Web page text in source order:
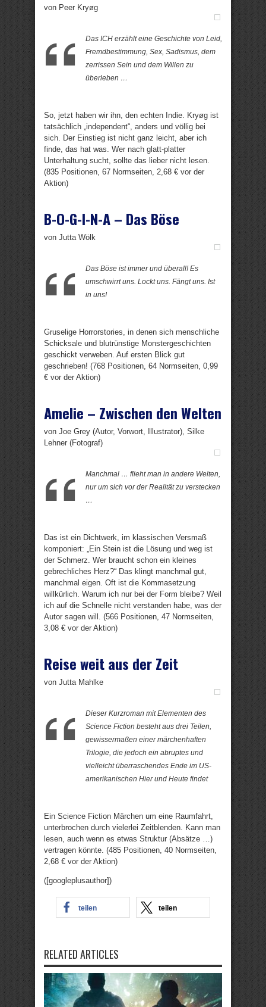
von Peer Kryøg
Das ICH erzählt eine Geschichte von Leid,
Fremdbestimmung, Sex, Sadismus, dem
zerrissen Sein und dem Willen zu
überleben …
So, jetzt haben wir ihn, den echten Indie. Kryøg ist
tatsächlich „independent“, anders und völlig bei
sich. Der Einstieg ist nicht ganz leicht, aber ich
finde, das hat was. Wer nach glatt-platter
Unterhaltung sucht, sollte das lieber nicht lesen.
(835 Positionen, 67 Normseiten, 2,68 € vor der
Aktion)
B-O-G-I-N-A – Das Böse
von Jutta Wölk
Das Böse ist immer und überall! Es
umschwirrt uns. Lockt uns. Fängt uns. Ist
in uns!
Gruselige Horrorstories, in denen sich menschliche
Schicksale und blutrünstige Monstergeschichten
geschickt verweben. Auf ersten Blick gut
geschrieben! (768 Positionen, 64 Normseiten, 0,99
€ vor der Aktion)
Amelie – Zwischen den Welten
von Joe Grey (Autor, Vorwort, Illustrator), Silke
Lehner (Fotograf)
Manchmal … flieht man in andere Welten,
nur um sich vor der Realität zu verstecken
…
Das ist ein Dichtwerk, im klassischen Versmaß
komponiert: „Ein Stein ist die Lösung und weg ist
der Schmerz. Wer braucht schon ein kleines
gebrechliches Herz?“ Das klingt manchmal gut,
manchmal eigen. Oft ist die Kommasetzung
willkürlich. Warum ich nur bei der Form bleibe? Weil
ich auf die Schnelle nicht verstanden habe, was der
Autor sagen will. (566 Positionen, 47 Normseiten,
3,08 € vor der Aktion)
Reise weit aus der Zeit
von Jutta Mahlke
Dieser Kurzroman mit Elementen des
Science Fiction besteht aus drei Teilen,
gewissermaßen einer märchenhaften
Trilogie, die jedoch ein abruptes und
vielleicht überraschendes Ende im US-
amerikanischen Hier und Heute findet
Ein Science Fiction Märchen um eine Raumfahrt,
unterbrochen durch vielerlei Zeitblenden. Kann man
lesen, auch wenn es etwas Struktur (Absätze …)
vertragen könnte. (485 Positionen, 40 Normseiten,
2,68 € vor der Aktion)
([googleplusauthor])
teilen teilen
RELATED ARTICLES